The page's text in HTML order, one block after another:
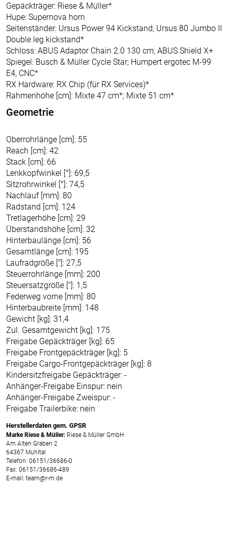
Gepäckträger: Riese & Müller*
Hupe: Supernova horn
Seitenständer: Ursus Power 94 Kickstand; Ursus 80 Jumbo II
Double leg kickstand*
Schloss: ABUS Adaptor Chain 2.0 130 cm; ABUS Shield X+
Spiegel: Busch & Müller Cycle Star; Humpert ergotec M-99
E4, CNC*
RX Hardware: RX Chip (für RX Services)*
Rahmenhöhe [cm]: Mixte 47 cm*; Mixte 51 cm*
Geometrie
Oberrohrlänge [cm]: 55
Reach [cm]: 42
Stack [cm]: 66
Lenkkopfwinkel [°]: 69,5
Sitzrohrwinkel [°]: 74,5
Nachlauf [mm]: 80
Radstand [cm]: 124
Tretlagerhöhe [cm]: 29
Überstandshöhe [cm]: 32
Hinterbaulänge [cm]: 56
Gesamtlänge [cm]: 195
Laufradgröße ["]: 27,5
Steuerrohrlänge [mm]: 200
Steuersatzgröße ["]: 1,5
Federweg vorne [mm]: 80
Hinterbaubreite [mm]: 148
Gewicht [kg]: 31,4
Zul. Gesamtgewicht [kg]: 175
Freigabe Gepäckträger [kg]: 65
Freigabe Frontgepäckträger [kg]: 5
Freigabe Cargo-Frontgepäckträger [kg]: 8
Kindersitzfreigabe Gepäckträger: -
Anhänger-Freigabe Einspur: nein
Anhänger-Freigabe Zweispur: -
Freigabe Trailerbike: nein
Herstellerdaten gem. GPSR
Marke Riese & Müller: Riese & Müller GmbH
Am Alten Graben 2
64367 Mühltal
Telefon: 06151/36686-0
Fax: 06151/36686-489
E-mail: team@r-m.de